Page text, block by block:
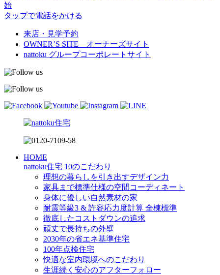
始
タップで電話をかける
来店・見学予約
OWNER’S SITE オーナーズサイト
nattoku グループコーポレートサイト
HOME
nattoku住宅 10のこだわり
理想の暮らしを引き出すデザイン力
家具まで標準仕様の空間コーディネート
身体に優しい自然素材の家
耐震等級3 & 許容応力度計算 全棟標準
徹底したコストダウンの追求
頑丈で長持ちの外壁
2030年の省エネ基準住宅
100年点検住宅
快適な室内環境へのこだわり
生涯続く安心のアフターフォロー